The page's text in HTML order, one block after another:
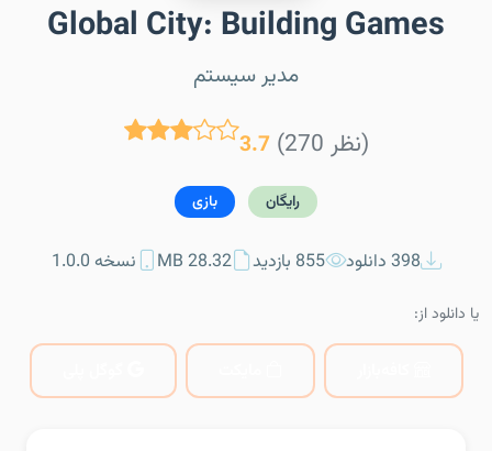
Global City: Building Games
مدیر سیستم
3.7 (270 نظر)
رایگان بازی
398 دانلود 855 بازدید 28.32 MB نسخه 1.0.0
یا دانلود از: